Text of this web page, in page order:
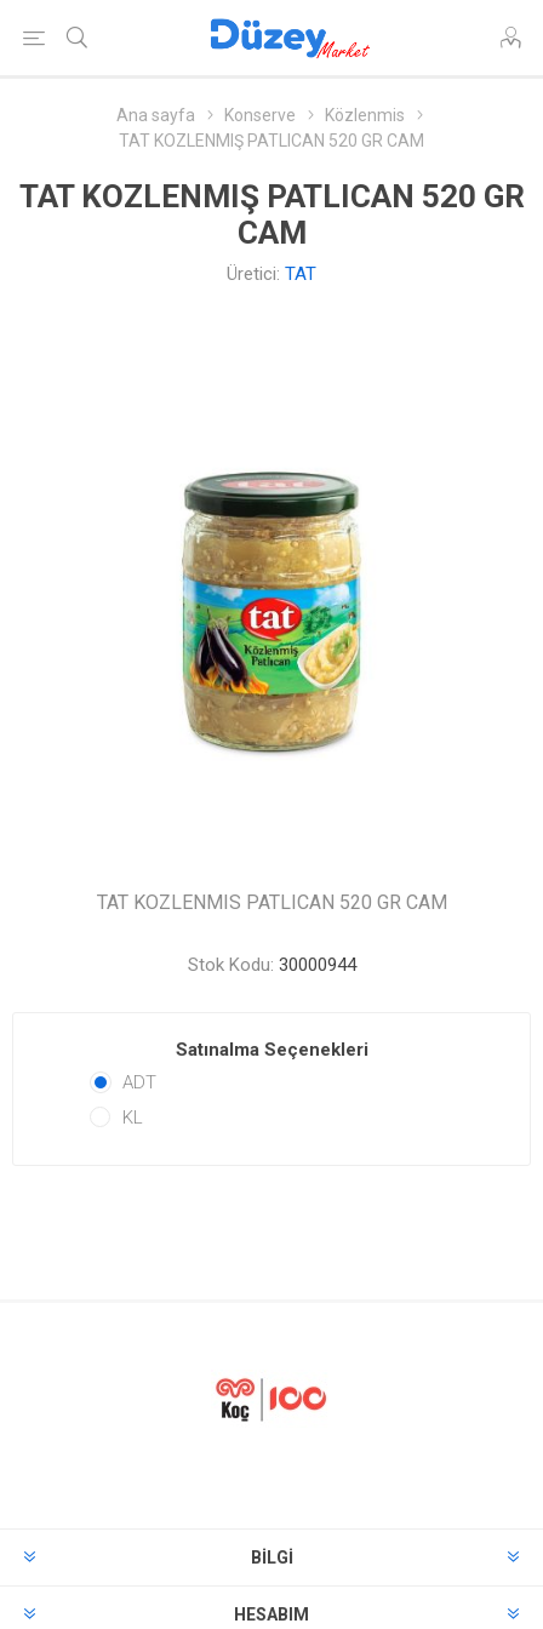
Ana sayfa Konserve
Közlenmis
TAT KOZLENMIŞ PATLICAN 520 GR CAM
TAT KOZLENMIŞ PATLICAN 520 GR
CAM
Üretici: TAT
TAT KOZLENMIS PATLICAN 520 GR CAM
Stok Kodu: 30000944
Satınalma Seçenekleri
ADT
KL
BILGI
HESABIM